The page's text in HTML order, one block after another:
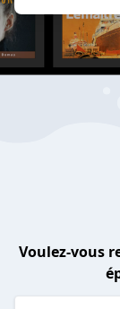
Voulez-vous